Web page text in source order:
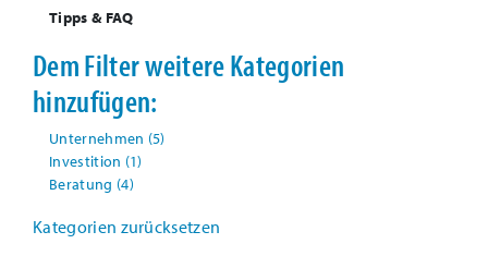
Tipps & FAQ
Dem Filter weitere Kategorien
hinzufügen:
Unternehmen (5)
Investition (1)
Beratung (4)
Kategorien zurücksetzen